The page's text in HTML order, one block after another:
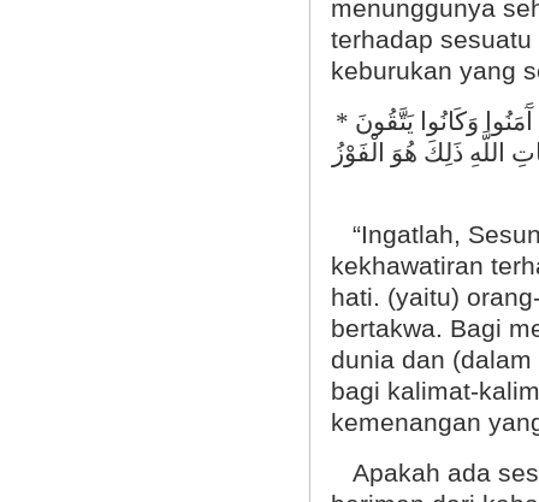
menunggunya
terhadap
keburukan yang
وَكَانُوا يَتَّقُونَ *
اللَّهِ ذَلِكَ هُوَ الْفَوْزُ
“Ingatlah,
kekhawatiran
hati. (yaitu)
bertakwa. Bagi
dunia dan
bagi kalimat-
kemenangan
Apakah ada